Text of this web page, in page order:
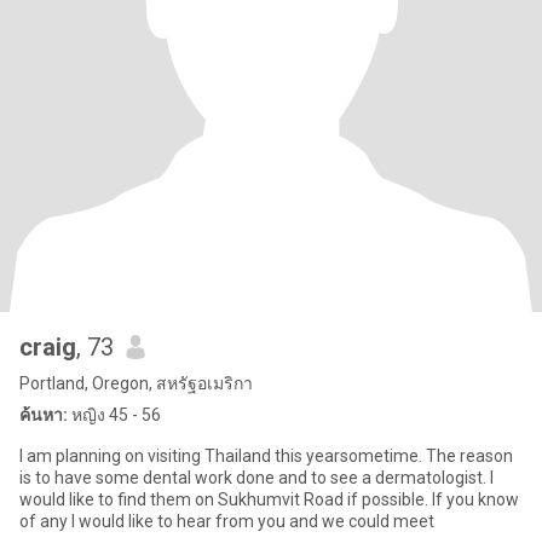
craig, 73
Portland, Oregon, สหรัฐอเมริกา
ค้นหา: หญิง 45 - 56
I am planning on visiting Thailand this yearsometime. The reason
is to have some dental work done and to see a dermatologist. I
would like to find them on Sukhumvit Road if possible. If you know
of any I would like to hear from you and we could meet